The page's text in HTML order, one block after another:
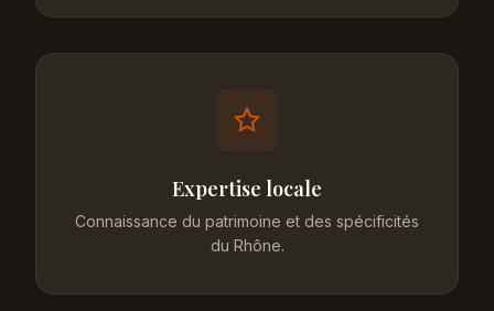
Expertise locale
Connaissance du patrimoine et des spécificités
du Rhône.